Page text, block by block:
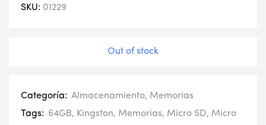
SKU: 01229
Out of stock
Categoría: Almacenamiento, Memorias
Tags: 64GB, Kingston, Memorias, Micro SD, Micro